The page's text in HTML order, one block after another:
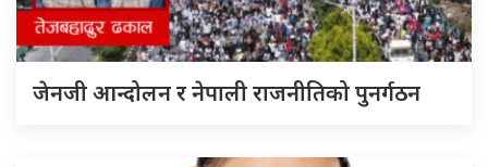
जेनजी आन्दोलन र नेपाली राजनीतिको पुनर्गठन